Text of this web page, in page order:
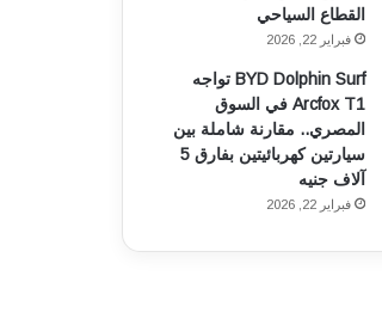
القطاع السياحي
فبراير 22, 2026
BYD Dolphin Surf تواجه
Arcfox T1 في السوق
المصري.. مقارنة شاملة بين
سيارتين كهربائيتين بفارق 5
آلاف جنيه
فبراير 22, 2026